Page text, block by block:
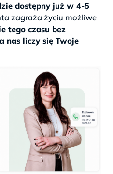
dostępny już w 4-5
zagraża życiu możliwe
tego czasu bez
nas liczy się Twoje